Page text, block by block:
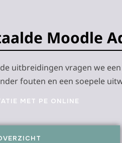
Moodle
uitbreidingen vragen we
fouten en een soepele
MET PE ONLINE